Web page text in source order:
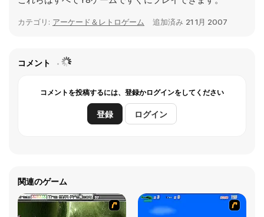
カテゴリ: アーケード＆レトロゲーム 追加済み 21 1月 2007
コメント
コメントを投稿するには、登録かログインをしてください
登録 ログイン
関連のゲーム